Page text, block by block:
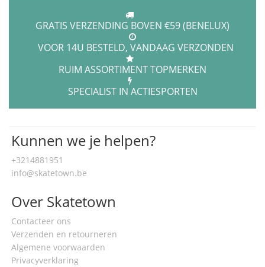
GRATIS VERZENDING BOVEN €59 (BENELUX)
VOOR 14U BESTELD, VANDAAG VERZONDEN
RUIM ASSORTIMENT TOPMERKEN
SPECIALIST IN ACTIESPORTEN
Kunnen we je helpen?
+3214881951
info@skatetown.be
Over Skatetown
Contacteer ons
Verzenden en retourneren
Algemene voorwaarden
Privacyverklaring